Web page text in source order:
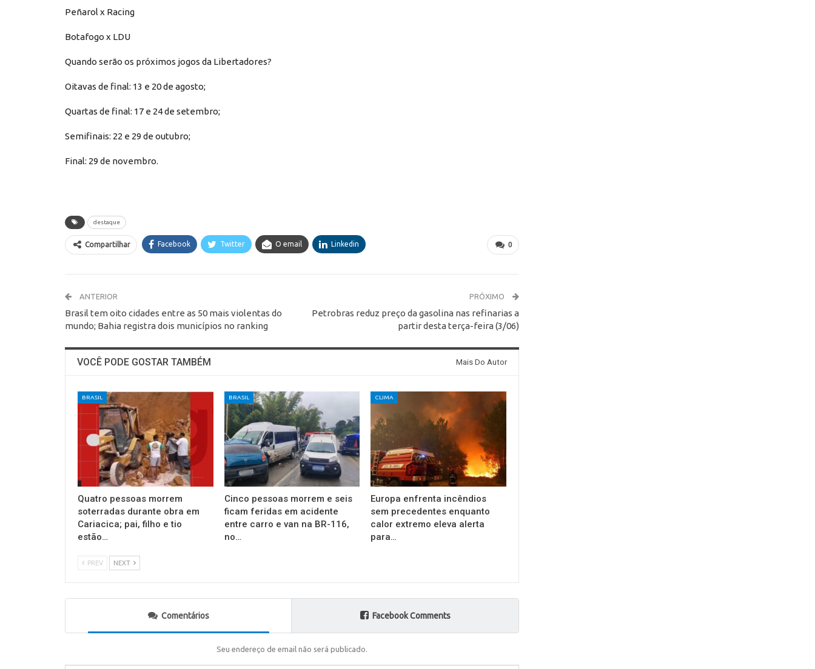
Peñarol x Racing
Botafogo x LDU
Quando serão os próximos jogos da Libertadores?
Oitavas de final: 13 e 20 de agosto;
Quartas de final: 17 e 24 de setembro;
Semifinais: 22 e 29 de outubro;
Final: 29 de novembro.
destaque
0
Compartilhar Facebook Twitter O email Linkedin
ANTERIOR
Brasil tem oito cidades entre as 50 mais violentas do
mundo; Bahia registra dois municípios no ranking
PRÓXIMO
Petrobras reduz preço da gasolina nas refinarias a
partir desta terça-feira (3/06)
VOCÊ PODE GOSTAR TAMBÉM Mais Do Autor
BRASIL
Quatro pessoas morrem
soterradas durante obra em
Cariacica; pai, filho e tio
estão…
BRASIL
Cinco pessoas morrem e seis
ficam feridas em acidente
entre carro e van na BR-116,
no…
CLIMA
Europa enfrenta incêndios
sem precedentes enquanto
calor extremo eleva alerta
para…
PREV NEXT
Comentários Facebook Comments
Seu endereço de email não será publicado.